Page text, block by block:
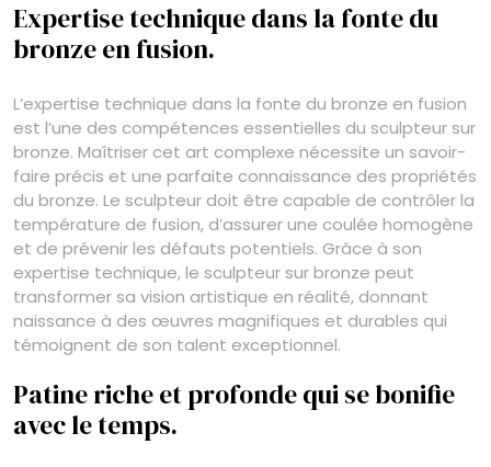
Expertise technique dans la fonte du
bronze en fusion.
L’expertise technique dans la fonte du bronze en fusion
est l’une des compétences essentielles du sculpteur sur
bronze. Maîtriser cet art complexe nécessite un savoir-
faire précis et une parfaite connaissance des propriétés
du bronze. Le sculpteur doit être capable de contrôler la
température de fusion, d’assurer une coulée homogène
et de prévenir les défauts potentiels. Grâce à son
expertise technique, le sculpteur sur bronze peut
transformer sa vision artistique en réalité, donnant
naissance à des œuvres magnifiques et durables qui
témoignent de son talent exceptionnel.
Patine riche et profonde qui se bonifie
avec le temps.